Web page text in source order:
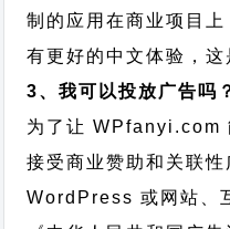
制的应用在商业项目
有更好的中文体验，这
3、我可以投放广告吗
为了让 WPfanyi.com
接受商业赞助和关联
WordPress 或网站、